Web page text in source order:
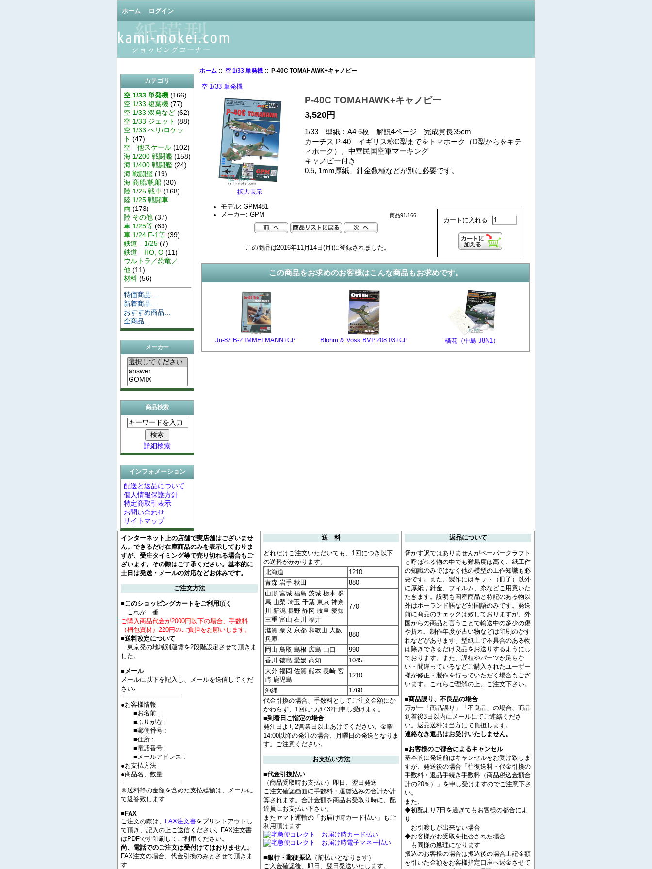
ホーム ログイン
カテゴリ
空 1/33 単発機(166)
空 1/33 複葉機(77)
空 1/33 双発など(62)
空 1/33 ジェット (88)
空 1/33 ヘリ/ロケッ
ト (47)
空 他スケール(102)
海 1/200 戦闘艦(158)
海 1/400 戦闘艦(24)
海 戦闘艦(19)
海 商船/帆船(30)
陸 1/25 戦車(168)
陸 1/25 戦闘車
両 (173)
陸 その他(37)
車 1/25等(63)
車 1/24 F-1等(39)
鉄道 1/25(7)
鉄道 HO, O(11)
ウルトラ／恐竜／
他(11)
材料(56)
特価商品 ...
新着商品...
おすすめ商品...
全商品...
メーカー
商品検索
詳細検索
インフォメーション
配送と返品について
個人情報保護方針
特定商取引表示
お問い合わせ
サイトマップ
ホーム:: 空 1/33 単発機:: P-40C TOMAHAWK+キャノピー
空 1/33 単発機
拡大表示
P-40C TOMAHAWK+キャノピー
3,520円
1/33 型紙：A4 6枚 解説4ページ 完成翼長35cm
カーチス P-40 イギリス称C型までをトマホーク（D型からをキテ
ィホーク）、中華民国空軍マーキング
キャノピー付き
0.5, 1mm厚紙、針金数種などが別に必要です。
カートに入れる:
モデル: GPM481
メーカー: GPM
商品91/166
この商品は2016年11月14日(月)に登録されました。
この商品をお求めのお客様はこんな商品もお求めです。
Ju-87 B-2 IMMELMANN+CP Blohm & Voss BVP.208.03+CP 橘花（中島 J8N1）
インターネット上の店舗で実店舗はございませ
ん。できるだけ在庫商品のみを表示しておりま
すが、受注タイミング等で売り切れる場合もご
ざいます。その際はご了承ください。基本的に
土日は発送・メールの対応などお休みです。
ご注文方法
■このショッピングカートをご利用頂く
これが一番
ご購入商品代金が2000円以下の場合、手数料
（梱包資材）220円のご負担をお願いします。
■送料改定について
東京発の地域別運賃を2段階設定させて頂きま
した。
■メール
メールに以下を記入し、メールを送信してくだ
さい｡
──────────────
●お客様情報
■お名前 :
■ふりがな :
■郵便番号 :
■住所 :
■電話番号 :
■メールアドレス :
●お支払方法
●商品名、数量
──────────────
※送料等の金額を含めた支払総額は、メールに
て返答致します
■FAX
ご注文の際は、 FAX注文書をプリントアウトし
て頂き、記入の上ご送信ください｡ FAX注文書
はPDFです印刷してご利用ください。
尚、電話でのご注文は受付けてはおりません。
FAX注文の場合、代金引換のみとさせて頂きま
す
送 料
どれだけご注文いただいても、1回につき以下
の送料がかかります。
北海道
1210
青森 岩手 秋田
880
山形 宮城 福島 茨城 栃木 群
馬 山梨 埼玉 千葉 東京 神奈
川 新潟 長野 静岡 岐阜 愛知
三重 富山 石川 福井
770
滋賀 奈良 京都 和歌山 大阪
兵庫
880
岡山 鳥取 島根 広島 山口
990
香川 徳島 愛媛 高知
1045
大分 福岡 佐賀 熊本 長崎 宮
崎 鹿児島
1210
沖縄
1760
代金引換の場合、手数料としてご注文金額にか
かわらず、1回につき432円申し受けます。
■到着日ご指定の場合
発注日より2営業日以上あけてください。金曜
14:00以降の発注の場合、月曜日の発送となりま
す。ご注意ください。
お支払い方法
■代金引換払い
（商品受取時お支払い）即日、翌日発送
ご注文確認画面に手数料・運賃込みの合計が計
算されます。合計金額を商品お受取り時に、配
達員にお支払い下さい。
またヤマト運輸の「お届け時カード払い」もご
利用頂けます
■銀行・郵便振込 （前払いとなります）
ご入金確認後、即日、翌日発送いたします。
返品について
脅かす訳ではありませんがペーパークラフト
と呼ばれる物の中でも難易度は高く、紙工作
の知識のみではなく他の模型の工作知識も必
要です。また、製作にはキット（冊子）以外
に厚紙，針金、フィルム、糸などご用意いた
だきます。説明も国産商品と特記のある物以
外はポーランド語など外国語のみです。発送
前に商品のチェックは致しておりますが、外
国からの商品と言うことで輸送中の多少の傷
や折れ、制作年度が古い物などは印刷のかす
れなどがあります、型紙上で不具合のある物
は除きできるだけ良品をお送りするようにし
ております。また、誤植やパーツが足らな
い・間違っているなどご購入されたユーザー
様が修正・製作を行っていただく場合もござ
います。これらご理解の上、ご注文下さい。
■商品誤り、不良品の場合
万が一「商品誤り」「不良品」の場合、商品
到着後3日以内にメールにてご連絡くださ
い。返品送料は当方にて負担します。
連絡なき返品はお受けいたしません。
■お客様のご都合によるキャンセル
基本的に発送前はキャンセルをお受け致しま
すが、発送後の場合「往復送料・代金引換の
手数料・返品手続き手数料（商品税込金額合
計の20％）」を申し受けますのでご注意下さ
い。
また、
◆初配より7日を過ぎてもお客様の都合によ
り
お引渡しが出来ない場合
◆お客様がお受取を拒否された場合
も同様の処理になります
振込のお客様の場合は振込後の場合上記金額
を引いた金額をお客様指定口座へ返金させて